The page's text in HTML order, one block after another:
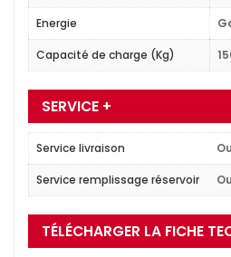
Energie
Capacité de charge (Kg)
SERVICE +
Service livraison
Service remplissage réservoir
TÉLÉCHARGER LA FICHE